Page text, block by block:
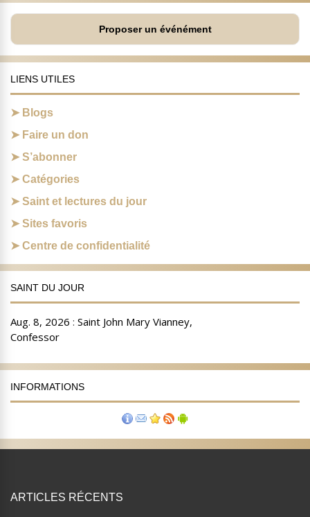
Proposer un événément
LIENS UTILES
Blogs
Faire un don
S’abonner
Catégories
Saint et lectures du jour
Sites favoris
Centre de confidentialité
SAINT DU JOUR
INFORMATIONS
ARTICLES RÉCENTS